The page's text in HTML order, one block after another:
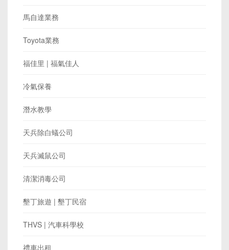
馬自達業務
Toyota業務
福佳里 | 福氣佳人
冷氣保養
潛水教學
天兵除白蟻公司
天兵滅鼠公司
清潔消毒公司
墾丁旅遊 | 墾丁民宿
THVS | 汽車科學校
禮車出租